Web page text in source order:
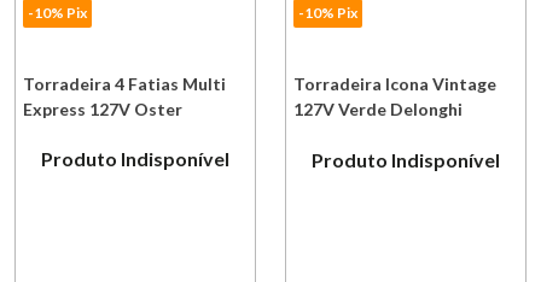
-10% Pix
Torradeira 4 Fatias Multi
Express 127V Oster
Produto Indisponível
-10% Pix
Torradeira Icona Vintage
127V Verde Delonghi
Produto Indisponível